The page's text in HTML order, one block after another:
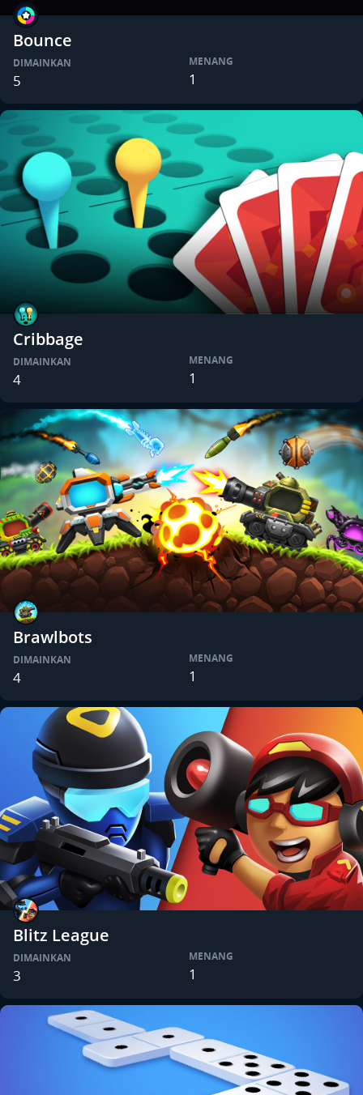
Bounce
DIMAINKAN
5
MENANG
1
Cribbage
DIMAINKAN
4
MENANG
1
Brawlbots
DIMAINKAN
4
MENANG
1
Blitz League
DIMAINKAN
3
MENANG
1